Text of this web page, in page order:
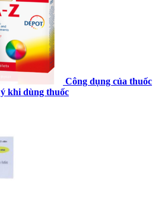
Công dụng của thuốc
khi dùng thuốc